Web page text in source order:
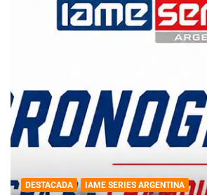
DESTACADA IAME SERIES ARGENTINA